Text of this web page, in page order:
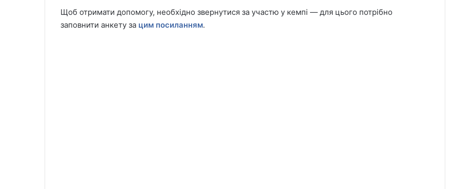
Щоб отримати допомогу, необхідно звернутися за участю у кемпі — для цього потрібно
заповнити анкету за цим посиланням.